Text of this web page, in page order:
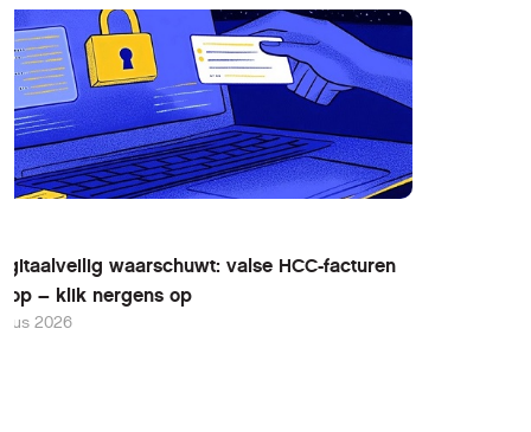
waarschuwt: valse HCC-facturen
– klik nergens op
2026